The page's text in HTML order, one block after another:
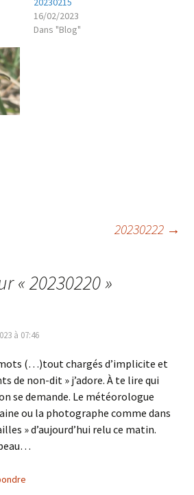
16/02/2023
Dans "Blog"
20230222 →
«20230220»
à 07:46
(…)tout chargés d’implicite et
de non-dit » j’adore. À te lire qui
se demande. Le météorologue
ou la photographe comme dans
» d’aujourd’hui relu ce matin.